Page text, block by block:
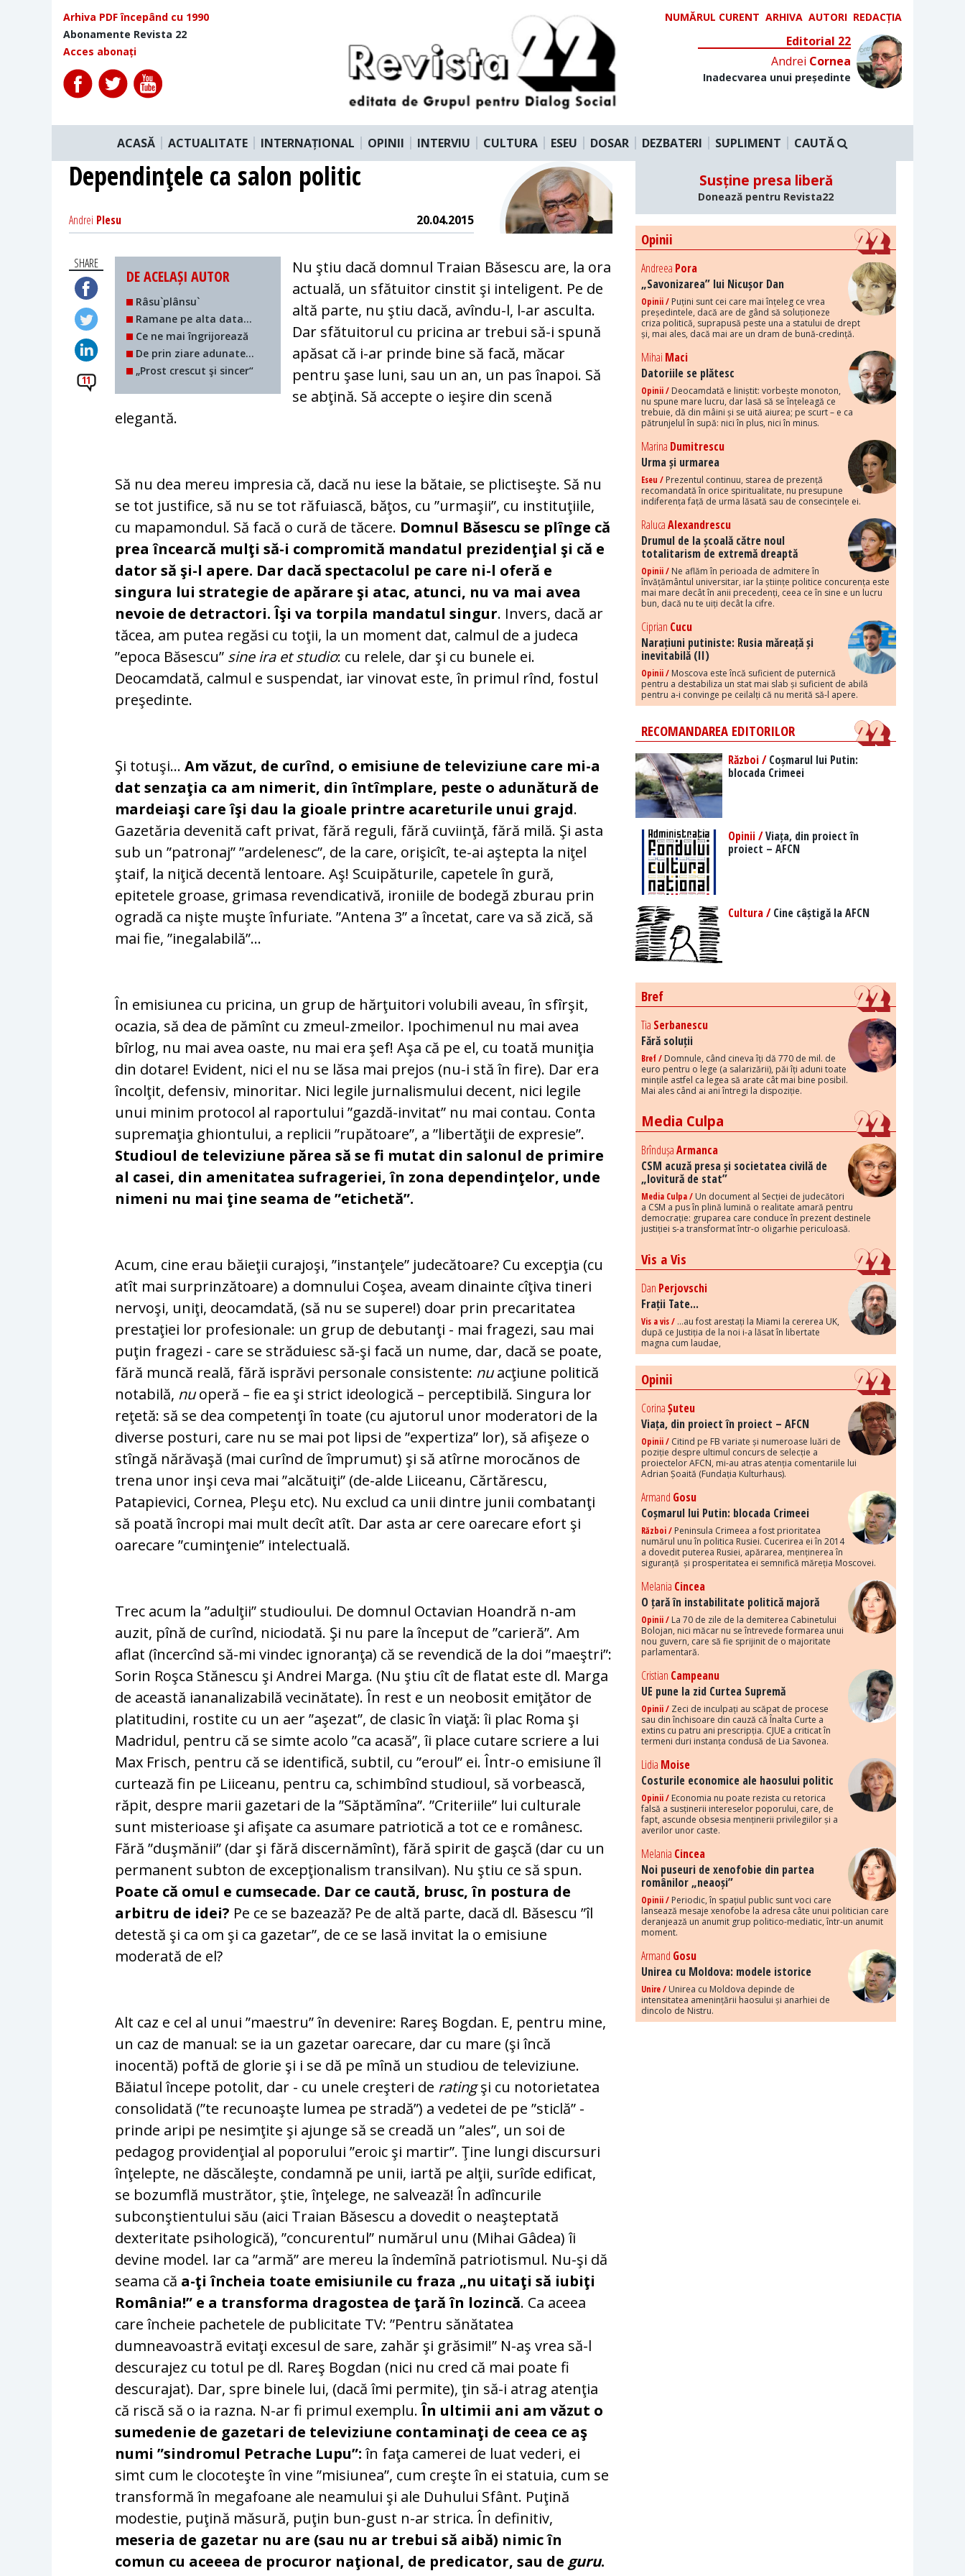
Arhiva PDF începând cu 1990
Abonamente Revista 22
Acces abonați
NUMĂRUL CURENT ARHIVA AUTORI REDACȚIA
Editorial 22
Andrei Cornea
Inadecvarea unui președinte
ACASĂ ACTUALITATE INTERNAȚIONAL OPINII INTERVIU CULTURA ESEU DOSAR DEZBATERI SUPLIMENT CAUTĂ
Dependinţele ca salon politic
Andrei Plesu 20.04.2015
SHARE
11
DE ACELAȘI AUTOR
Râsu`plânsu`
Ramane pe alta data...
Ce ne mai îngrijorează
De prin ziare adunate...
„Prost crescut şi sincer“
Nu ştiu dacă domnul Traian Băsescu are, la ora
actuală, un sfătuitor cinstit şi inteligent. Pe de
altă parte, nu ştiu dacă, avîndu-l, l-ar asculta.
Dar sfătuitorul cu pricina ar trebui să-i spună
apăsat că i-ar prinde bine să facă, măcar
pentru şase luni, sau un an, un pas înapoi. Să
se abţină. Să accepte o ieşire din scenă
elegantă.
Să nu dea mereu impresia că, dacă nu iese la bătaie, se plictiseşte. Să nu
se tot justifice, să nu se tot răfuiască, băţos, cu ”urmaşii”, cu instituţiile,
cu mapamondul. Să facă o cură de tăcere. Domnul Băsescu se plînge că
prea încearcă mulţi să-i compromită mandatul prezidenţial şi că e
dator să şi-l apere. Dar dacă spectacolul pe care ni-l oferă e
singura lui strategie de apărare şi atac, atunci, nu va mai avea
nevoie de detractori. Îşi va torpila mandatul singur. Invers, dacă ar
tăcea, am putea regăsi cu toţii, la un moment dat, calmul de a judeca
”epoca Băsescu” sine ira et studio: cu relele, dar şi cu bunele ei.
Deocamdată, calmul e suspendat, iar vinovat este, în primul rînd, fostul
preşedinte.
Şi totuşi…Am văzut, de curînd, o emisiune de televiziune care mi-a
dat senzaţia ca am nimerit, din întîmplare, peste o adunătură de
mardeiaşi care îşi dau la gioale printre acareturile unui grajd.
Gazetăria devenită caft privat, fără reguli, fără cuviinţă, fără milă. Şi asta
sub un ”patronaj” ”ardelenesc”, de la care, orişicît, te-ai aştepta la niţel
ştaif, la niţică decentă lentoare. Aş! Scuipăturile, capetele în gură,
epitetele groase, grimasa revendicativă, ironiile de bodegă zburau prin
ogradă ca nişte muşte înfuriate. ”Antena 3” a încetat, care va să zică, să
mai fie, ”inegalabilă”…
În emisiunea cu pricina, un grup de hărţuitori volubili aveau, în sfîrşit,
ocazia, să dea de pămînt cu zmeul-zmeilor. Ipochimenul nu mai avea
bîrlog, nu mai avea oaste, nu mai era şef! Aşa că pe el, cu toată muniţia
din dotare! Evident, nici el nu se lăsa mai prejos (nu-i stă în fire). Dar era
încolţit, defensiv, minoritar. Nici legile jurnalismului decent, nici legile
unui minim protocol al raportului ”gazdă-invitat” nu mai contau. Conta
supremaţia ghiontului, a replicii ”rupătoare”, a ”libertăţii de expresie”.
Studioul de televiziune părea să se fi mutat din salonul de primire
al casei, din amenitatea sufrageriei, în zona dependinţelor, unde
nimeni nu mai ţine seama de ”etichetă”.
Acum, cine erau băieţii curajoşi, ”instanţele” judecătoare? Cu excepţia (cu
atît mai surprinzătoare) a domnului Coşea, aveam dinainte cîţiva tineri
nervoşi, uniţi, deocamdată, (să nu se supere!) doar prin precaritatea
prestaţiei lor profesionale: un grup de debutanţi - mai fragezi, sau mai
puţin fragezi - care se străduiesc să-şi facă un nume, dar, dacă se poate,
fără muncă reală, fără isprăvi personale consistente: nuacţiune politică
notabilă, nuoperă – fie ea şi strict ideologică – perceptibilă. Singura lor
reţetă: să se dea competenţi în toate (cu ajutorul unor moderatori de la
diverse posturi, care nu se mai pot lipsi de ”expertiza” lor), să afişeze o
stîngă nărăvaşă (mai curînd de împrumut) şi să atîrne morocănos de
trena unor inşi ceva mai ”alcătuiţi” (de-alde Liiceanu, Cărtărescu,
Patapievici, Cornea, Pleşu etc). Nu exclud ca unii dintre junii combatanţi
să poată încropi mai mult decît atît. Dar asta ar cere oarecare efort şi
oarecare ”cuminţenie” intelectuală.
Trec acum la ”adulţii” studioului. De domnul Octavian Hoandră n-am
auzit, pînă de curînd, niciodată. Şi nu pare la început de ”carieră”. Am
aflat (încercînd să-mi vindec ignoranţa) că se revendică de la doi ”maeştri”:
Sorin Roşca Stănescu şi Andrei Marga. (Nu ştiu cît de flatat este dl. Marga
de această iananalizabilă vecinătate). În rest e un neobosit emiţător de
platitudini, rostite cu un aer ”aşezat”, de clasic în viaţă: îi plac Roma şi
Madridul, pentru că se simte acolo ”ca acasă”, îi place cutare scriere a lui
Max Frisch, pentru că se identifică, subtil, cu ”eroul” ei. Într-o emisiune îl
curtează fin pe Liiceanu, pentru ca, schimbînd studioul, să vorbească,
răpit, despre marii gazetari de la ”Săptămîna”. ”Criteriile” lui culturale
sunt misterioase şi afişate ca asumare patriotică a tot ce e românesc.
Fără ”duşmănii” (dar şi fără discernămînt), fără spirit de gaşcă (dar cu un
permanent subton de excepţionalism transilvan). Nu ştiu ce să spun.
Poate că omul e cumsecade. Dar ce caută, brusc, în postura de
arbitru de idei? Pe ce se bazează? Pe de altă parte, dacă dl. Băsescu ”îl
detestă şi ca om şi ca gazetar”, de ce se lasă invitat la o emisiune
moderată de el?
Alt caz e cel al unui ”maestru” în devenire: Rareş Bogdan. E, pentru mine,
un caz de manual: se ia un gazetar oarecare, dar cu mare (şi încă
inocentă) poftă de glorie şi i se dă pe mînă un studiou de televiziune.
Băiatul începe potolit, dar - cu unele creşteri de ratingşi cu notorietatea
consolidată (”te recunoaşte lumea pe stradă”) a vedetei de pe ”sticlă” -
prinde aripi pe nesimţite şi ajunge să se creadă un ”ales”, un soi de
pedagog providenţial al poporului ”eroic şi martir”. Ţine lungi discursuri
înţelepte, ne dăscăleşte, condamnă pe unii, iartă pe alţii, surîde edificat,
se bozumflă mustrător, ştie, înţelege, ne salvează! În adîncurile
subconştientului său (aici Traian Băsescu a dovedit o neaşteptată
dexteritate psihologică), ”concurentul” numărul unu (Mihai Gâdea) îi
devine model. Iar ca ”armă” are mereu la îndemînă patriotismul. Nu-şi dă
seama că a-ţi încheia toate emisiunile cu fraza „nu uitaţi să iubiţi
România!” e a transforma dragostea de ţară în lozincă. Ca aceea
care încheie pachetele de publicitate TV: ”Pentru sănătatea
dumneavoastră evitaţi excesul de sare, zahăr şi grăsimi!” N-aş vrea să-l
descurajez cu totul pe dl. Rareş Bogdan (nici nu cred că mai poate fi
descurajat). Dar, spre binele lui, (dacă îmi permite), ţin să-i atrag atenţia
că riscă să o ia razna. N-ar fi primul exemplu.În ultimii ani am văzut o
sumedenie de gazetari de televiziune contaminaţi de ceea ce aş
numi ”sindromul Petrache Lupu”:în faţa camerei de luat vederi, ei
simt cum le clocoteşte în vine ”misiunea”, cum creşte în ei statuia, cum se
transformă în megafoane ale neamului şi ale Duhului Sfânt. Puţină
modestie, puţină măsură, puţin bun-gust n-ar strica. În definitiv,
meseria de gazetar nu are (sau nu ar trebui să aibă) nimic în
comun cu aceeea de procuror naţional, de predicator, sau de guru.
Susține presa liberă
Donează pentru Revista22
Opinii
Andreea Pora
„Savonizarea” lui Nicușor Dan
Opinii / Puțini sunt cei care mai înțeleg ce vrea
președintele, dacă are de gând să soluționeze
criza politică, suprapusă peste una a statului de drept
și, mai ales, dacă mai are un dram de bună-credință.
Mihai Maci
Datoriile se plătesc
Opinii / Deocamdată e liniștit: vorbește monoton,
nu spune mare lucru, dar lasă să se înțeleagă ce
trebuie, dă din mâini și se uită aiurea; pe scurt – e ca
pătrunjelul în supă: nici în plus, nici în minus.
Marina Dumitrescu
Urma și urmarea
Eseu / Prezentul continuu, starea de prezență
recomandată în orice spiritualitate, nu presupune
indiferența față de urma lăsată sau de consecințele ei.
RalucaAlexandrescu
Drumul de la școală către noul
totalitarism de extremă dreaptă
Opinii / Ne aflăm în perioada de admitere în
învățământul universitar, iar la științe politice concurența este
mai mare decât în anii precedenți, ceea ce în sine e un lucru
bun, dacă nu te uiți decât la cifre.
Ciprian Cucu
Narațiuni putiniste: Rusia măreață și
inevitabilă (II)
Opinii / Moscova este încă suficient de puternică
pentru a destabiliza un stat mai slab și suficient de abilă
pentru a-i convinge pe ceilalți că nu merită să-l apere.
RECOMANDAREA EDITORILOR
Război /Coșmarul lui Putin:
blocada Crimeei
Opinii /Viața, din proiect în
proiect – AFCN
Cultura /Cine câștigă la AFCN
Bref
Tia Serbanescu
Fără soluții
Bref / Domnule, când cineva îți dă 770 de mil. de
euro pentru o lege (a salarizării), păi îți aduni toate
mințile astfel ca legea să arate cât mai bine posibil.
Mai ales când ai ani întregi la dispoziție.
Media Culpa
BrîndușaArmanca
CSM acuză presa și societatea civilă de
„lovitură de stat”
Media Culpa / Un document al Secției de judecători
a CSM a pus în plină lumină o realitate amară pentru
democrație: gruparea care conduce în prezent destinele
justiției s-a transformat într-o oligarhie periculoasă.
Vis a Vis
Dan Perjovschi
Frații Tate...
Vis a vis / ...au fost arestați la Miami la cererea UK,
după ce Justiția de la noi i-a lăsat în libertate
magna cum laudae,
Opinii
CorinaȘuteu
Viața, din proiect în proiect – AFCN
Opinii / Citind pe FB variate și numeroase luări de
poziție despre ultimul concurs de selecție a
proiectelor AFCN, mi-au atras atenția comentariile lui
Adrian Șoaită (Fundația Kulturhaus).
Armand Gosu
Coșmarul lui Putin: blocada Crimeei
Război / Peninsula Crimeea a fost prioritatea
numărul unu în politica Rusiei. Cucerirea ei în 2014
a dovedit puterea Rusiei, apărarea, menținerea în
siguranță și prosperitatea ei semnifică măreția Moscovei.
Melania Cincea
O țară în instabilitate politică majoră
Opinii / La 70 de zile de la demiterea Cabinetului
Bolojan, nici măcar nu se întrevede formarea unui
nou guvern, care să fie sprijinit de o majoritate
parlamentară.
Cristian Campeanu
UE pune la zid Curtea Supremă
Opinii / Zeci de inculpați au scăpat de procese
sau din închisoare din cauză că Înalta Curte a
extins cu patru ani prescripția. CJUE a criticat în
termeni duri instanța condusă de Lia Savonea.
Lidia Moise
Costurile economice ale haosului politic
Opinii / Economia nu poate rezista cu retorica
falsă a susținerii intereselor poporului, care, de
fapt, ascunde obsesia menținerii privilegiilor și a
averilor unor caste.
Melania Cincea
Noi puseuri de xenofobie din partea
românilor „neaoși”
Opinii / Periodic, în spațiul public sunt voci care
lansează mesaje xenofobe la adresa câte unui politician care
deranjează un anumit grup politico-mediatic, într-un anumit
moment.
Armand Gosu
Unirea cu Moldova: modele istorice
Unire / Unirea cu Moldova depinde de
intensitatea amenințării haosului și anarhiei de
dincolo de Nistru.